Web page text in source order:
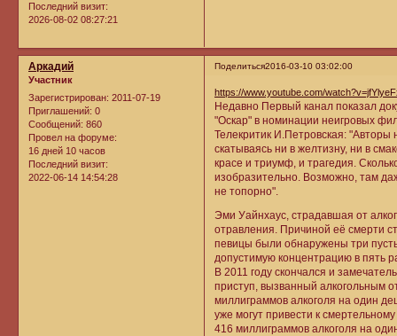
Последний визит:
2026-08-02 08:27:21
Поделиться2016-03-10 03:02:00
Аркадий
Участник
Зарегистрирован: 2011-07-19
Приглашений: 0
Сообщений: 860
Провел на форуме:
16 дней 10 часов
Последний визит:
2022-06-14 14:54:28
https://www.youtube.com/
Недавно Первый канал показал
"Оскар" в номинации неигровых
Телекритик И.Петровская: "Авторы
скатываясь ни в желтизну, ни в
красе и триумф, и трагедия.
изобразительно. Возможно, там
не топорно".
Эми Уайнхаус, страдавшая от
отравления. Причиной её смерти
певицы были обнаружены три
допустимую концентрацию в пять
В 2011 году скончался и
приступ, вызванный алкогольным
миллиграммов алкоголя на один
уже могут привести к
416 миллиграммов алкоголя на